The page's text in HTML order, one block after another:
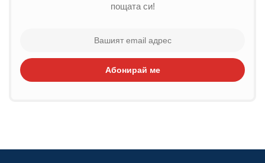
пощата си!
Абонирай ме